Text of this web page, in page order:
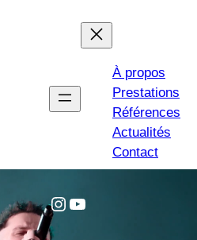
À propos
Prestations
Références
Actualités
Contact
Instagram
YouTube